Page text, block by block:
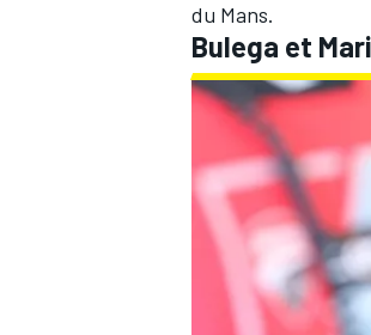
du Mans.
Bulega et